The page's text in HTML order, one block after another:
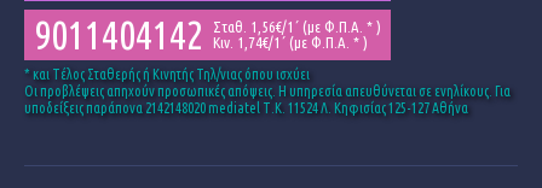
9011404142
Σταθ. 1,56€/1΄ (με Φ.Π.Α. * )
Κιν. 1,74€/1΄ (με Φ.Π.Α. * )
* και Tέλος Σταθερής ή Κινητής Τηλ/νιας όπου ισχύει
Οι προβλέψεις απηχούν προσωπικές απόψεις. Η υπηρεσία απευθύνεται σε ενηλίκους. Για
υποδείξεις παράπονα 2142148020 mediatel Τ.Κ. 11524 Λ. Κηφισίας 125-127 Αθήνα